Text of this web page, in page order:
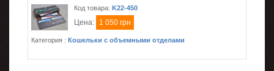
Код товара: K22-450
Цена: 1 050 грн
Категория : Кошельки с объемными отделами